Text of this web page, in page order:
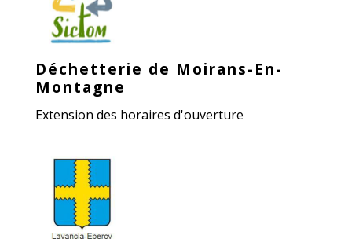
Déchetterie de Moirans-En-
Montagne
Extension des horaires d'ouverture